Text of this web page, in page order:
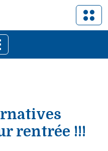
rentrée !!!